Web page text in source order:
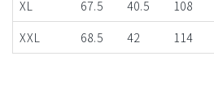
XL
67.5 40.5 108
XXL
68.5 42 114